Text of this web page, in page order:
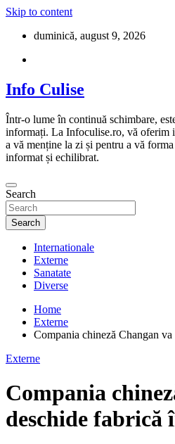
Skip to content
duminică, august 9, 2026
Info Culise
Într-o lume în continuă schimbare,
informați. La Infoculise.ro, vă oferim
a vă menține la zi și pentru a vă
informat și echilibrat.
Search
Search
Internationale
Externe
Sanatate
Diverse
Home
Externe
Compania chineză Changan
Externe
Compania
deschide fabrică